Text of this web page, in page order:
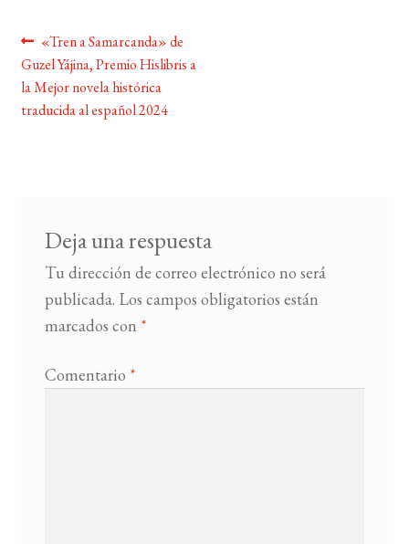
Navegación
de
entradas
Anterior:
«Tren a Samarcanda» de
Guzel Yájina, Premio Hislibris a
la Mejor novela histórica
traducida al español 2024
Deja una respuesta
Tu dirección de correo electrónico no será
publicada. Los campos obligatorios están
marcados con *
Comentario *